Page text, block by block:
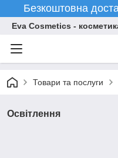
Безкоштовна
Eva Cosmetics -
Товари та послуги
Освітлення